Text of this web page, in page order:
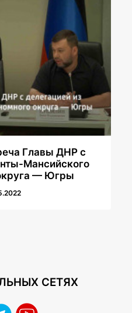
Главы ДНР с
Мансийского
— Югры
СЕТЯХ